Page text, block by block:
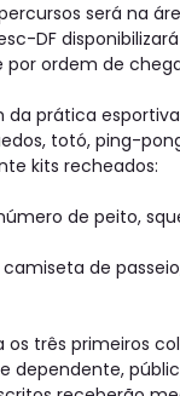
será na
DF
ordem de
da prática
totó, ping-
kits recheados:
de peito,
de
três primeiros
dependente,